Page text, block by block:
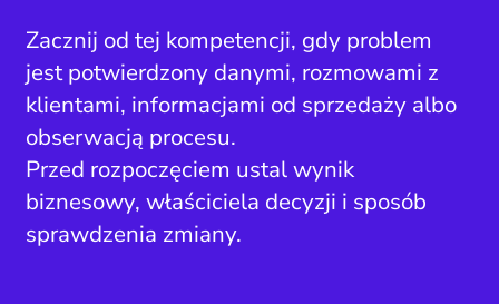
Zacznij od tej kompetencji, gdy problem
jest potwierdzony danymi, rozmowami z
klientami, informacjami od sprzedaży albo
obserwacją procesu.
Przed rozpoczęciem ustal wynik
biznesowy, właściciela decyzji i sposób
sprawdzenia zmiany.